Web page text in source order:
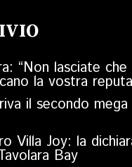
“Non lasciate
la vostra
il secondo
Villa Joy: la
Bay